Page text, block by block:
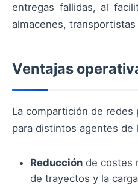
entregas fallidas, al
almacenes,
Ventajas
La compartición de
para distintos agentes de
Reducción de costes
de trayectos y la